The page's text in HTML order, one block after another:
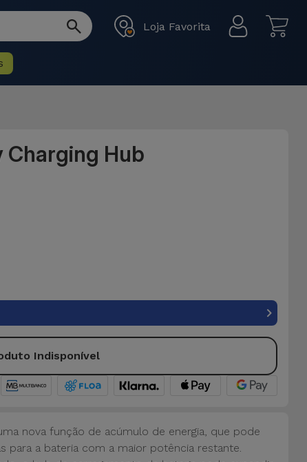
Loja Favorita
Charging Hub
Indisponível
nova função de acúmulo de energia, que pode
para a bateria com a maior potência restante.